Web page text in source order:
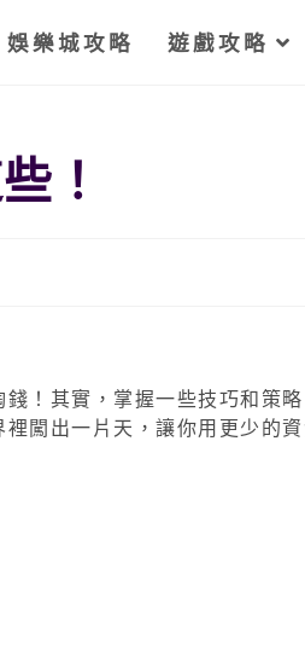
娛樂城攻略 遊戲攻略
！
！其實，掌握一些技巧和策
裡闖出一片天，讓你用更少的